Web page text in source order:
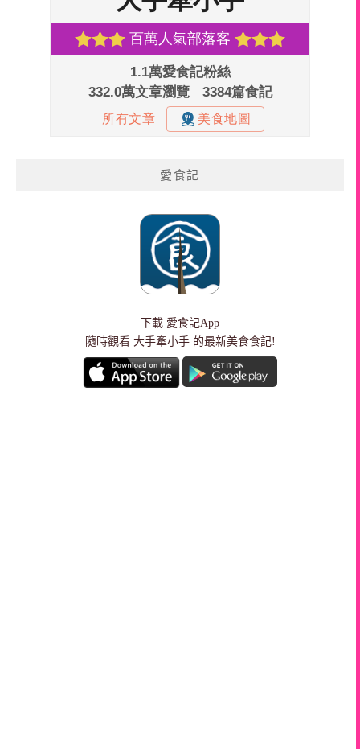
愛食記
下載 愛食記App
隨時觀看 大手牽小手 的最新美食食記!